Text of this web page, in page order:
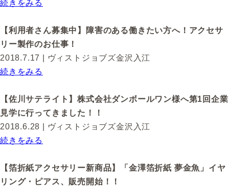
続きをみる
【利用者さん募集中】障害のある働きたい方へ！アクセサ
リー製作のお仕事！
2018.7.17
| ヴィストジョブズ金沢入江
続きをみる
【佐川サテライト】株式会社ダンボールワン様へ第1回企業
見学に行ってきました！！
2018.6.28 | ヴィストジョブズ金沢入江
続きをみる
【箔折紙アクセサリー新商品】「金澤箔折紙 夢金魚」イヤ
リング・ピアス、販売開始！！